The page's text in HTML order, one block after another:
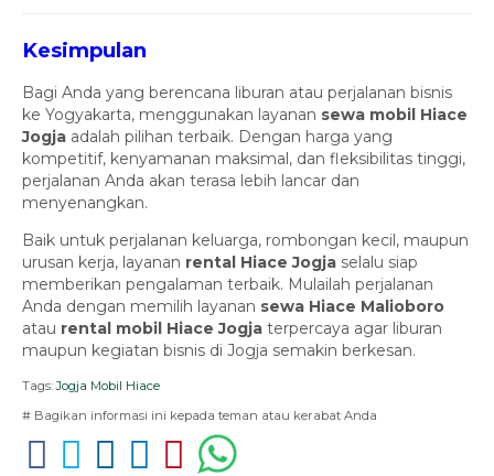
Kesimpulan
Bagi Anda yang berencana liburan atau perjalanan bisnis
ke Yogyakarta, menggunakan layanan sewa mobil Hiace
Jogja adalah pilihan terbaik. Dengan harga yang
kompetitif, kenyamanan maksimal, dan fleksibilitas tinggi,
perjalanan Anda akan terasa lebih lancar dan
menyenangkan.
Baik untuk perjalanan keluarga, rombongan kecil, maupun
urusan kerja, layanan rental Hiace Jogja selalu siap
memberikan pengalaman terbaik. Mulailah perjalanan
Anda dengan memilih layanan sewa Hiace Malioboro
atau rental mobil Hiace Jogja terpercaya agar liburan
maupun kegiatan bisnis di Jogja semakin berkesan.
Tags:Jogja Mobil Hiace
# Bagikan informasi ini kepada teman atau kerabat Anda